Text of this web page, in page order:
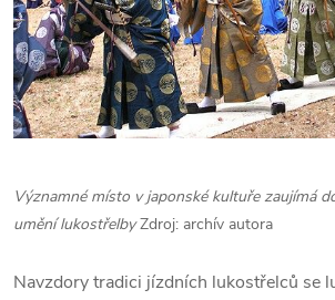
Významné místo v japonské kultuře zaujímá
umění lukostřelbyZdroj: archív autora
Navzdory tradici jízdních lukostřelců se